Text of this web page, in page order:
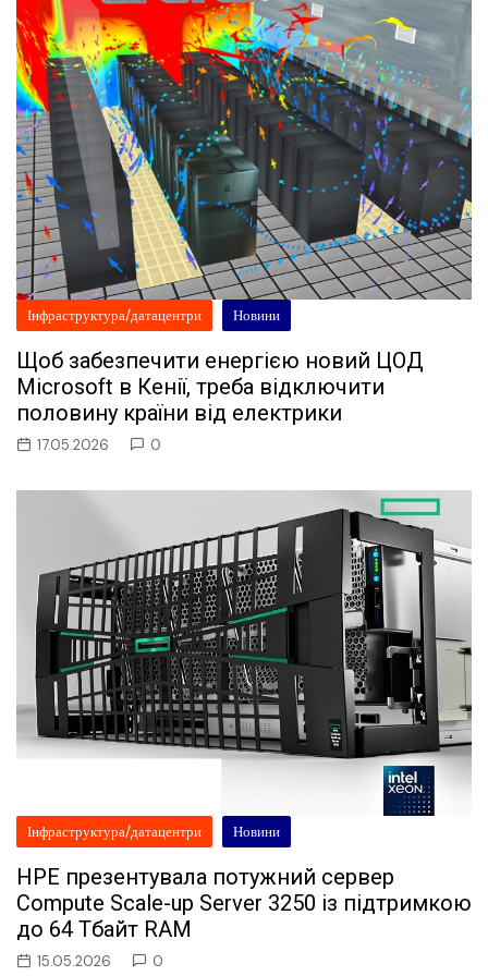
Інфраструктура/датацентри Новини
Щоб забезпечити енергією новий ЦОД
Microsoft в Кенії, треба відключити
половину країни від електрики
17.05.2026 0
Інфраструктура/датацентри Новини
HPE презентувала потужний сервер
Compute Scale-up Server 3250 із підтримкою
до 64 Тбайт RAM
15.05.2026 0